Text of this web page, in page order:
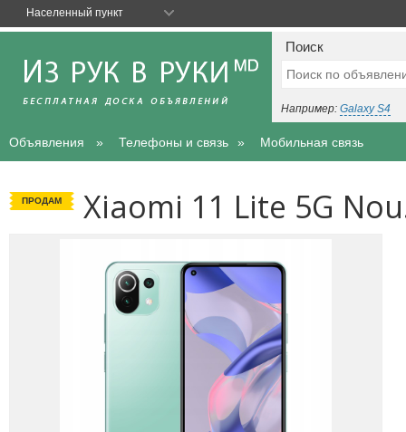
Поиск
Например: Galaxy S4
Объявления Телефоны и связь Мобильная связь
ПРОДАМ Xiaomi 11 Lite 5G
Населенный пункт